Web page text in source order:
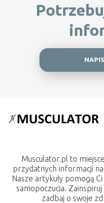
Musculator.pl to
przydatnych informacji
Nasze artykuły pomogą
samopoczucia.
zadbaj o swoje